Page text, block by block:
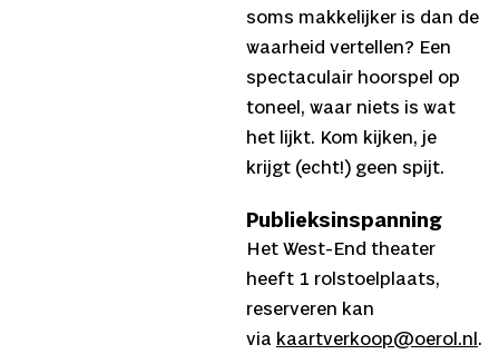
soms makkelijker is dan de
waarheid vertellen? Een
spectaculair hoorspel op
toneel, waar niets is wat
het lijkt. Kom kijken, je
krijgt (echt!) geen spijt.
Publieksinspanning
Het West-End theater
heeft 1 rolstoelplaats,
reserveren kan
via kaartverkoop@oerol.nl.